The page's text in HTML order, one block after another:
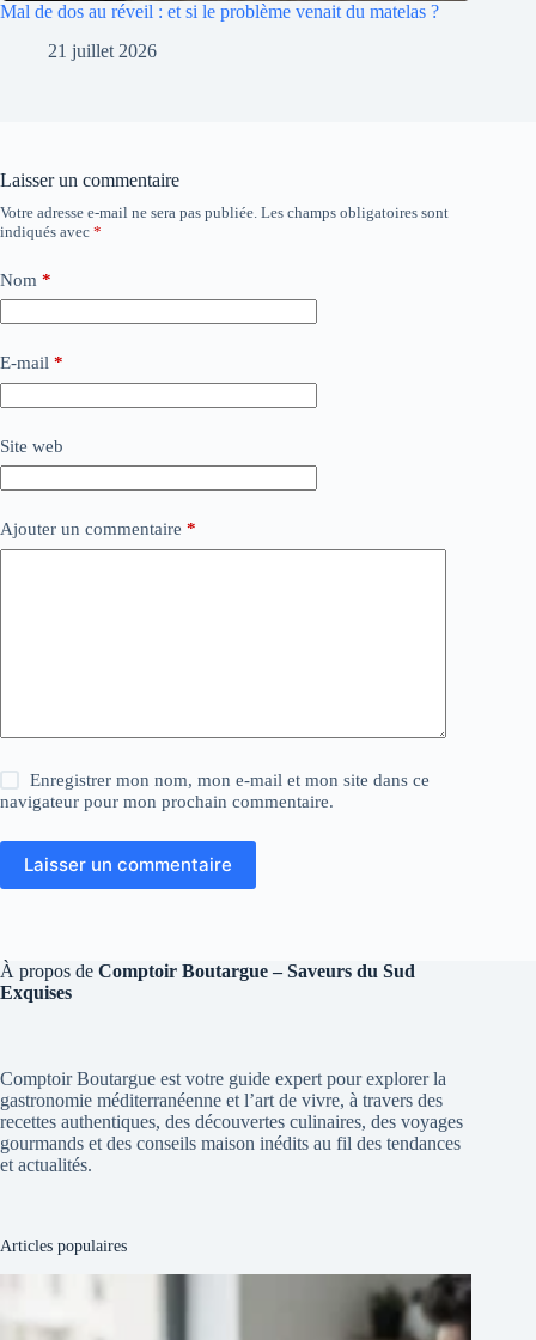
Mal de dos au réveil : et si le problème venait du matelas ?
21 juillet 2026
Laisser un commentaire
Votre adresse e-mail ne sera pas publiée. Les champs obligatoires sont
indiqués avec *
Nom *
E-mail *
Site web
Ajouter un commentaire *
Enregistrer mon nom, mon e-mail et mon site dans ce
navigateur pour mon prochain commentaire.
Laisser un commentaire
À propos de Comptoir Boutargue – Saveurs du Sud
Exquises
Comptoir Boutargue est votre guide expert pour explorer la
gastronomie méditerranéenne et l’art de vivre, à travers des
recettes authentiques, des découvertes culinaires, des voyages
gourmands et des conseils maison inédits au fil des tendances
et actualités.
Articles populaires